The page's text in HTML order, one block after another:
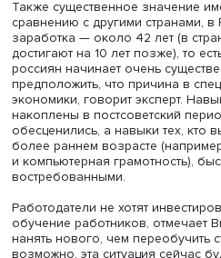
среднем те, кто работает не
на 10% меньше и менее
Однако есть большие
направлений обучения —
общий человеческий
гуманитарные науки,
приобрести специфический
юриспруденция), объясняет
практически не теряют в
обесцениваются, как и
как правило, успешно
экономистов и